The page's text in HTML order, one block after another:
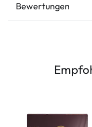
Bewertungen